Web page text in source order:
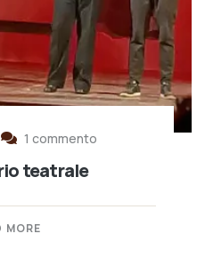
1 commento
teatrale
MORE